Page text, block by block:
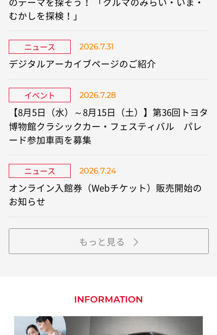
むかしを探検！」​
ニュース 2026.7.31
デジタルアーカイブページのご紹介
イベント 2026.7.28
【8月5日（水）～8月15日（土）】第36回トヨタ
博物館クラシックカー・フェスティバル パレ
ード参加車両を募集
ニュース 2026.7.24
オンライン入館券（Webチケット）販売開始の
お知らせ
もっと見る
INFORMATION